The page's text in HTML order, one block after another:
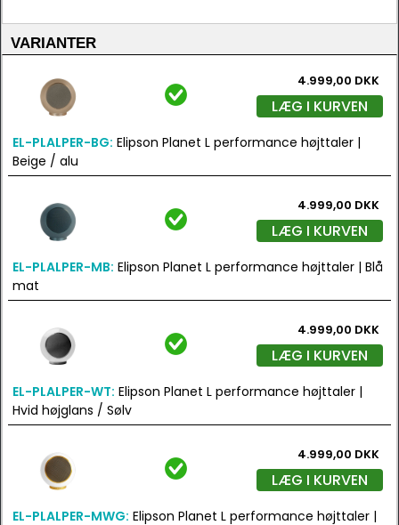
VARIANTER
4.999,00 DKK
LÆG I KURVEN
EL-PLALPER-BG: Elipson Planet L performance højttaler |
Beige / alu
4.999,00 DKK
LÆG I KURVEN
EL-PLALPER-MB: Elipson Planet L performance højttaler | Blå
mat
4.999,00 DKK
LÆG I KURVEN
EL-PLALPER-WT: Elipson Planet L performance højttaler |
Hvid højglans / Sølv
4.999,00 DKK
LÆG I KURVEN
EL-PLALPER-MWG: Elipson Planet L performance højttaler |